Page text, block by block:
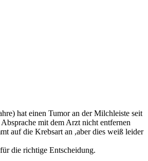
hat einen Tumor an der Milchleiste seit
mit dem Arzt nicht entfernen
auf die Krebsart an ,aber dies weiß leider
die richtige Entscheidung.